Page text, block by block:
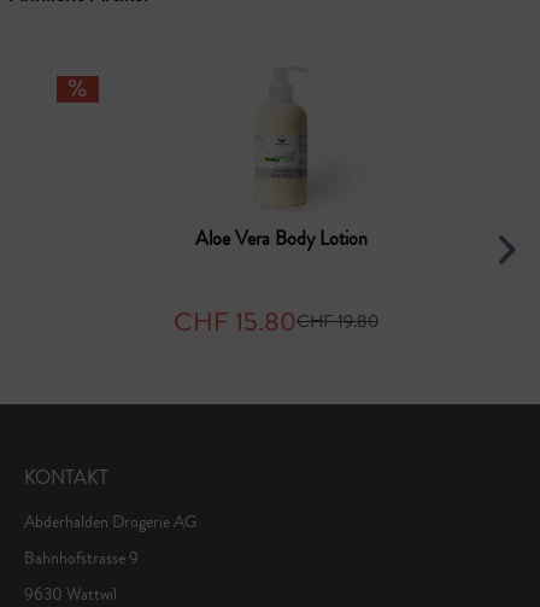
Aloe Vera Body Lotion
CHF 15.80CHF 19.80
KONTAKT
Abderhalden Drogerie AG
Bahnhofstrasse 9
9630 Wattwil